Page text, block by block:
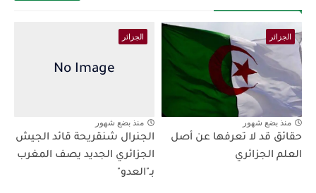
الجزائر
منذ بضع شهور
حقائق قد لا تعرفها عن أصل
العلم الجزائري
الجزائر
منذ بضع شهور
الجنرال شنقريحة قائد الجيش
الجزائري الجديد يصف المغرب
بـ"العدو"